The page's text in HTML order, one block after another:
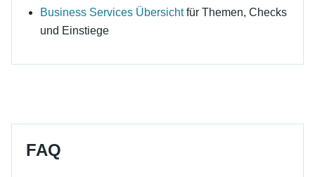
Business Services Übersichtfür Themen, Checks
und Einstiege
FAQ